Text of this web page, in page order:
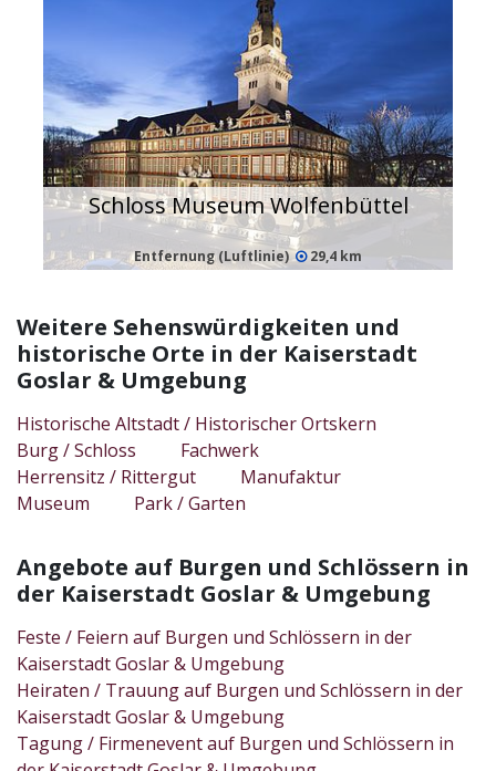
Schloss Museum Wolfenbüttel
Entfernung (Luftlinie) 29,4 km
Weitere Sehenswürdigkeiten und
historische Orte in der Kaiserstadt
Goslar & Umgebung
Historische Altstadt / Historischer Ortskern
Burg / Schloss
Fachwerk
Herrensitz / Rittergut
Manufaktur
Museum
Park / Garten
Angebote auf Burgen und Schlössern in
der Kaiserstadt Goslar & Umgebung
Feste / Feiern auf Burgen und Schlössern in der
Kaiserstadt Goslar & Umgebung
Heiraten / Trauung auf Burgen und Schlössern in der
Kaiserstadt Goslar & Umgebung
Tagung / Firmenevent auf Burgen und Schlössern in